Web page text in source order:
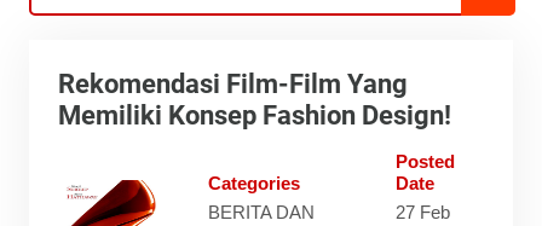
Rekomendasi Film-Film Yang
Memiliki Konsep Fashion Design!
Categories
BERITA DAN
Posted
Date
27 Feb